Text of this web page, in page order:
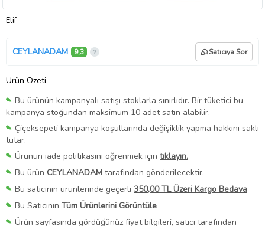
Elif
CEYLANADAM 9,3 Satıcıya Sor
Ürün Özeti
Bu ürünün kampanyalı satışı stoklarla sınırlıdır. Bir tüketici bu
kampanya stoğundan maksimum 10 adet satın alabilir.
Çiçeksepeti kampanya koşullarında değişiklik yapma hakkını saklı
tutar.
Ürünün iade politikasını öğrenmek için tıklayın.
Bu ürün CEYLANADAM tarafından gönderilecektir.
Bu satıcının ürünlerinde geçerli 350,00 TL Üzeri Kargo Bedava
Bu Satıcının Tüm Ürünlerini Görüntüle
Ürün sayfasında gördüğünüz fiyat bilgileri, satıcı tarafından